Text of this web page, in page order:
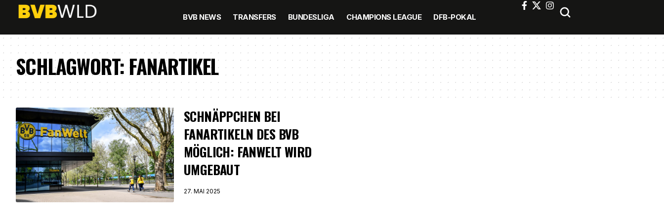
BVB NEWS TRANSFERS BUNDESLIGA CHAMPIONS LEAGUE DFB-POKAL
SCHLAGWORT:FANARTIKEL
SCHNÄPPCHEN BEI
FANARTIKELN DES BVB
MÖGLICH: FANWELT WIRD
UMGEBAUT
27. MAI 2025